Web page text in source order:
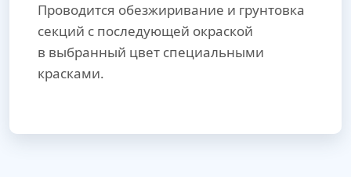
Проводится обезжиривание и грунтовка
секций с последующей окраской
в выбранный цвет специальными
красками.